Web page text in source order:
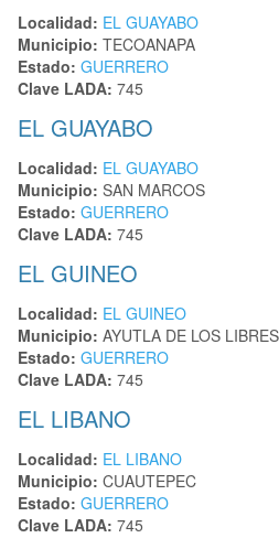
Localidad: EL GUAYABO
Municipio: TECOANAPA
Estado: GUERRERO
Clave LADA: 745
EL GUAYABO
Localidad: EL GUAYABO
Municipio: SAN MARCOS
Estado: GUERRERO
Clave LADA: 745
EL GUINEO
Localidad: EL GUINEO
Municipio: AYUTLA DE LOS LIBRES
Estado: GUERRERO
Clave LADA: 745
EL LIBANO
Localidad: EL LIBANO
Municipio: CUAUTEPEC
Estado: GUERRERO
Clave LADA: 745